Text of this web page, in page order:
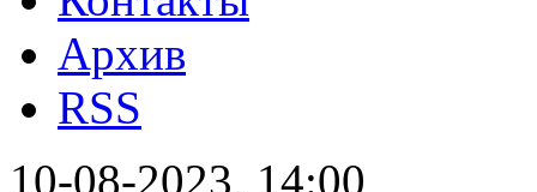
Архив
RSS
10-08-2023, 14:00